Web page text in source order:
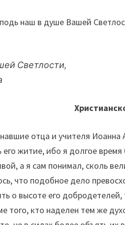
наш в душе Вашей
Светлости,
отца и учителя Иоанна
житие, ибо я долгое
а я сам понимал, сколь
что подобное дело
о высоте его
того, кто наделен тем же